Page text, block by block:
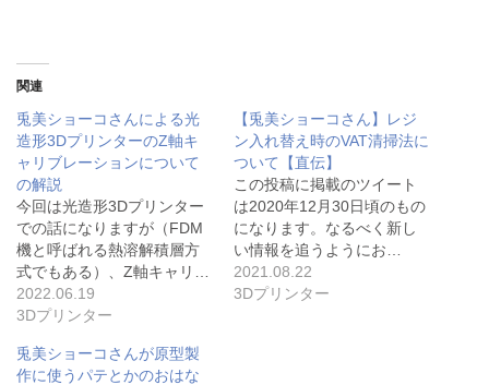
関連
兎美ショーコさんによる光
造形3DプリンターのZ軸キ
ャリブレーションについて
の解説
今回は光造形3Dプリンター
での話になりますが（FDM
機と呼ばれる熱溶解積層方
式でもある）、Z軸キャリ…
2022.06.19
3Dプリンター
【兎美ショーコさん】レジ
ン入れ替え時のVAT清掃法に
ついて【直伝】
この投稿に掲載のツイート
は2020年12月30日頃のもの
になります。なるべく新し
い情報を追うようにお…
2021.08.22
3Dプリンター
兎美ショーコさんが原型製
作に使うパテとかのおはな